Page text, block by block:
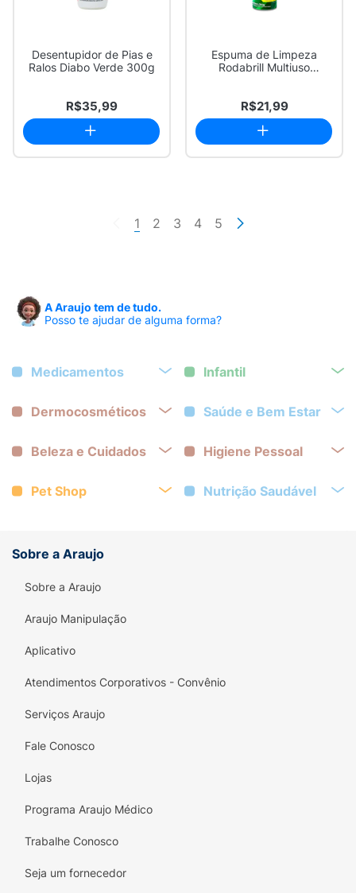
Desentupidor de Pias e
Ralos Diabo Verde 300g
R$35,99
Espuma de Limpeza
Rodabrill Multiuso
R$21,99
1 2 3 4 5
A Araujo tem de tudo.
Posso te ajudar de alguma forma?
Medicamentos Infantil
Dermocosméticos Saúde e Bem Estar
Beleza e Cuidados Higiene Pessoal
Pet Shop Nutrição Saudável
Sobre a Araujo
Sobre a Araujo
Araujo Manipulação
Aplicativo
Atendimentos Corporativos - Convênio
Serviços Araujo
Fale Conosco
Lojas
Programa Araujo Médico
Trabalhe Conosco
Seja um fornecedor